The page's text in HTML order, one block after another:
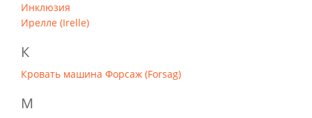
Инклюзия
Ирелле (Irelle)
К
Кровать машина Форсаж (Forsag)
М